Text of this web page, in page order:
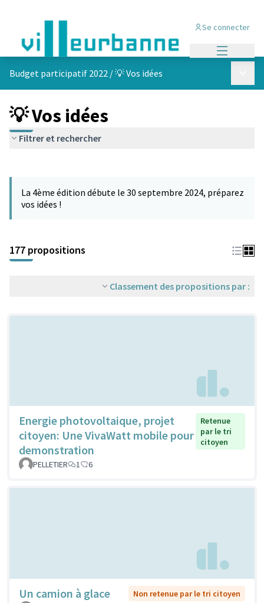
Se connecter
Budget participatif 2022 /💡 Vos idées
💡 Vos idées
Filtrer et rechercher
−
La 4ème édition débute le 30 septembre 2024, préparez
vos idées !
177 propositions
Classement des propositions par :
Energie photovoltaique, projet
citoyen: Une VivaWatt mobile pour
demonstration
Retenue
par le tri
citoyen
PELLETIER 1 6
Un camion à glace
Non retenue par le tri citoyen